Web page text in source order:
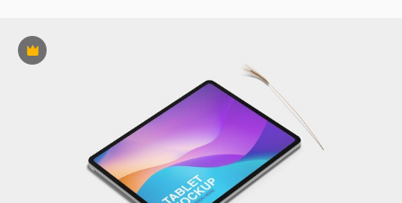
Premium